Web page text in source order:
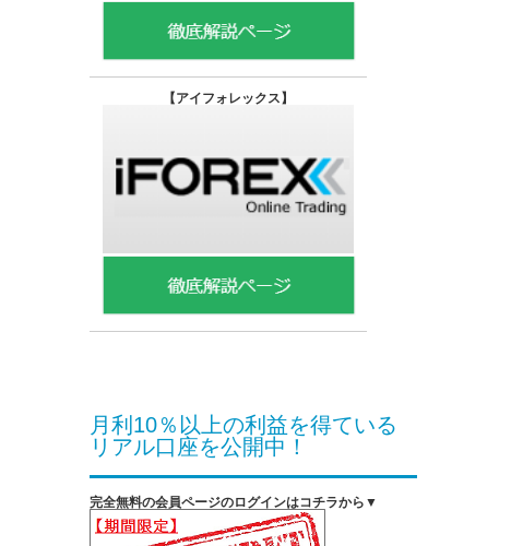
【アイフォレックス】
月利10％以上の利益を得ている
リアル口座を公開中！
完全無料の会員ページのログインはコチラから▼